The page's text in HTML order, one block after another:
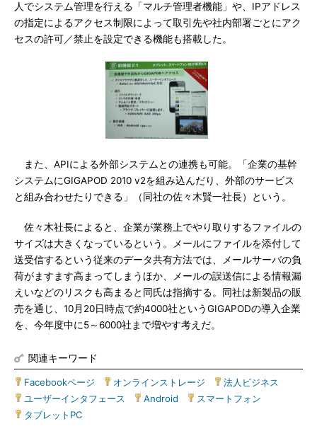
人でシステム管理を行える「マルチ管理者機能」や、IPアドレス
の指定によるアクセス制限によって取引先や社内部署ごとにアク
セスの許可／禁止を設定できる機能も搭載した。
また、APIによる外部システムとの連携も可能。「企業の基幹
システムにGIGAPOD 2010 v2を組み込んだり、外部のサービス
と組み合わせたりできる」（同社の佐々木賢一社長）という。
佐々木社長によると、企業が業務上でやり取りするファイルの
サイズは大きくなっているという。メールにファイルを添付して
送受信するという従来のデータ共有方法では、メールサーバの負
荷がますます高まってしまうほか、メールの誤送信による情報漏
えいなどのリスクも高まると同氏は指摘する。同社は新製品の販
売を通じ、10月20日時点で約4000社というGIGAPODの導入企業
を、今年度中に5～6000社まで増やす考えだ。
関連キーワード
Facebookページ オンラインストレージ 法人ビジネス
ユーザーインタフェース
Android スマートフォン
タブレットPC